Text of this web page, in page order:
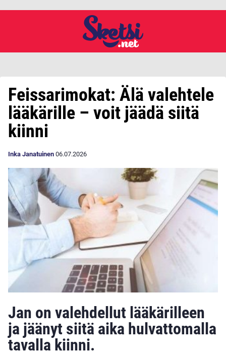
Feissarimokat: Älä valehtele
lääkärille – voit jäädä siitä
kiinni
Inka Janatuinen 06.07.2026
Jan on valehdellut lääkärilleen
ja jäänyt siitä aika hulvattomalla
tavalla kiinni.